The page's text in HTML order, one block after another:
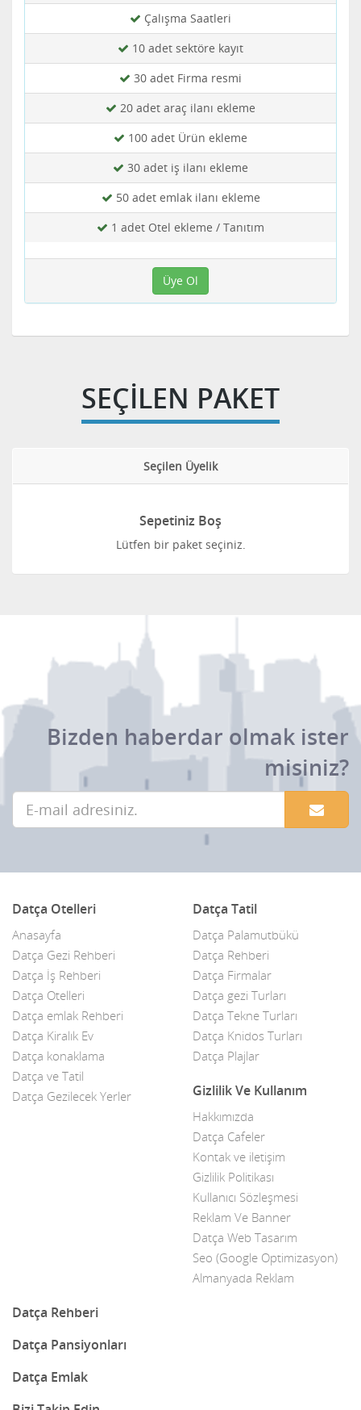
Çalışma Saatleri
10 adet sektöre kayıt
30 adet Firma resmi
20 adet araç ilanı ekleme
100 adet Ürün ekleme
30 adet iş ilanı ekleme
50 adet emlak ilanı ekleme
1 adet Otel ekleme / Tanıtım
Üye Ol
SEÇİLEN PAKET
Seçilen Üyelik
Sepetiniz Boş
Lütfen bir paket seçiniz.
Bizden haberdar olmak ister
misiniz?
Datça Otelleri
Anasayfa
Datça Gezi Rehberi
Datça İş Rehberi
Datça Otelleri
Datça emlak Rehberi
Datça Kiralık Ev
Datça konaklama
Datça ve Tatil
Datça Gezilecek Yerler
Datça Tatil
Datça Palamutbükü
Datça Rehberi
Datça Firmalar
Datça gezi Turları
Datça Tekne Turları
Datça Knidos Turları
Datça Plajlar
Gizlilik Ve Kullanım
Hakkımızda
Datça Cafeler
Kontak ve iletişim
Gizlilik Politikası
Kullanıcı Sözleşmesi
Reklam Ve Banner
Datça Web Tasarım
Seo (Google Optimizasyon)
Almanyada Reklam
Datça Rehberi
Datça Pansiyonları
Datça Emlak